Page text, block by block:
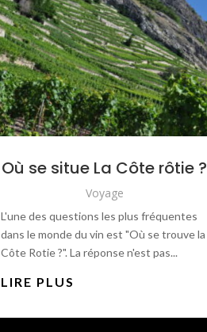
Où se situe La Côte rôtie ?
Voyage
L'une des questions les plus fréquentes
dans le monde du vin est "Où se trouve la
Côte Rotie ?". La réponse n'est pas...
LIRE PLUS